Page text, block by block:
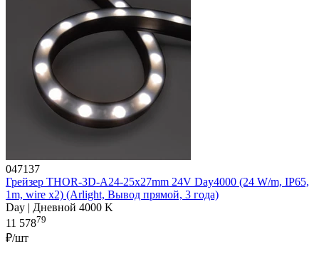
047137
Грейзер THOR-3D-A24-25x27mm 24V Day4000 (24 W/m, IP65,
1m, wire x2) (Arlight, Вывод прямой, 3 года)
Day | Дневной 4000 K
11 57879
₽/шт